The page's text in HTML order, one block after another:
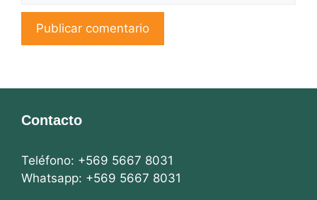
Contacto
Teléfono: +569 5667 8031
Whatsapp: +569 5667 8031